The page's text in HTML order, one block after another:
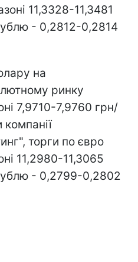
11,3328-11,3481
- 0,2812-0,2814
на
ринку
7,9710-7,9760 грн/
торги по євро
11,2980-11,3065
- 0,2799-0,2802